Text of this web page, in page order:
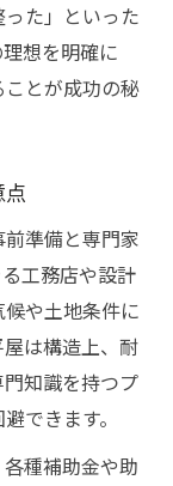
た」といった
想を明確に
とが成功の秘
準備と専門家
工務店や設計
や土地条件に
は構造上、耐
知識を持つプ
できます。
種補助金や助